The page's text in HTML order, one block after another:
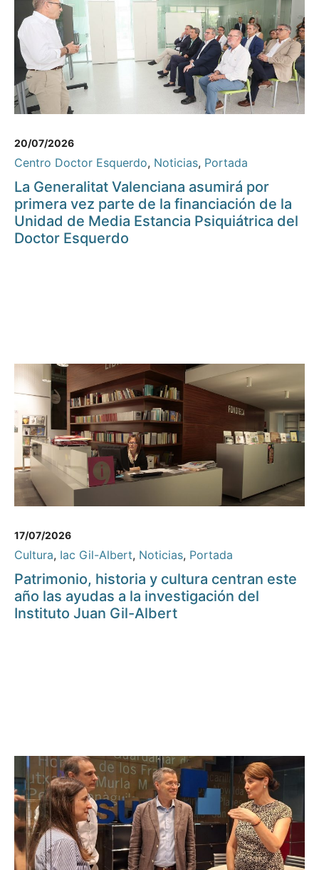
20/07/2026
Centro Doctor Esquerdo, Noticias, Portada
La Generalitat Valenciana asumirá por
primera vez parte de la financiación de la
Unidad de Media Estancia Psiquiátrica del
Doctor Esquerdo
17/07/2026
Cultura, Iac Gil-Albert, Noticias, Portada
Patrimonio, historia y cultura centran este
año las ayudas a la investigación del
Instituto Juan Gil-Albert